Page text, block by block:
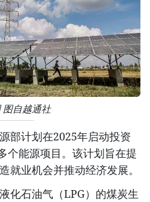
图自越通社
部计划在2025年启动投资
个能源项目。该计划旨在提
就业机会并推动经济发展。
化石油气（LPG）的煤炭生